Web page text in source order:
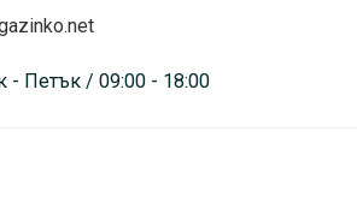
- Петък / 09:00 - 18:00